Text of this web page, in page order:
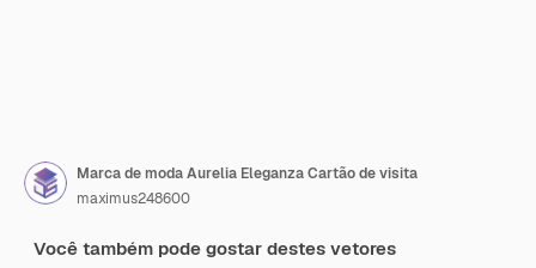
Marca de moda Aurelia Eleganza Cartão de visita
maximus248600
Você também pode gostar destes vetores